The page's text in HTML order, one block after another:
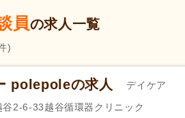
(54)
ぼなし
から可 (20) 週2日から可
から可 (5) シフト相談可
員の求人一覧
)
polepoleの求人 デイケア
2-6-33越谷循環器クリニック